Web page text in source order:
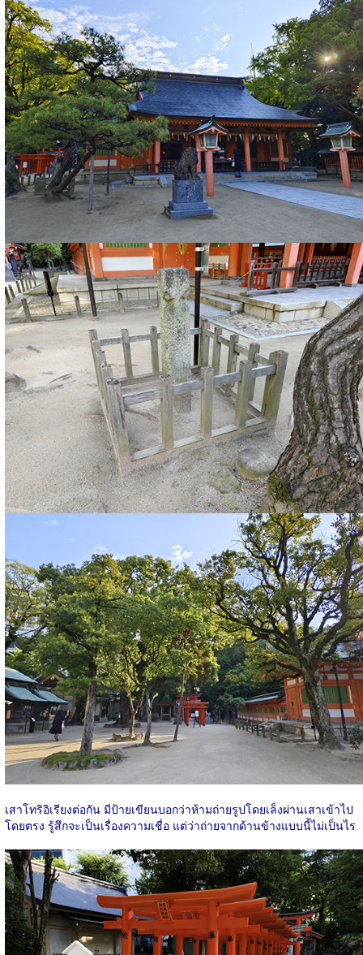
เสาโทริอิเรียงต่อกัน มีป้ายเขียนบอกว่าห้ามถ่ายรูปโดยเล็งผ่านเสาเข้าไป
โดยตรง รู้สึกจะเป็นเรื่องความเชื่อ แต่ว่าถ่ายจากด้านข้างแบบนี้ไม่เป็นไร